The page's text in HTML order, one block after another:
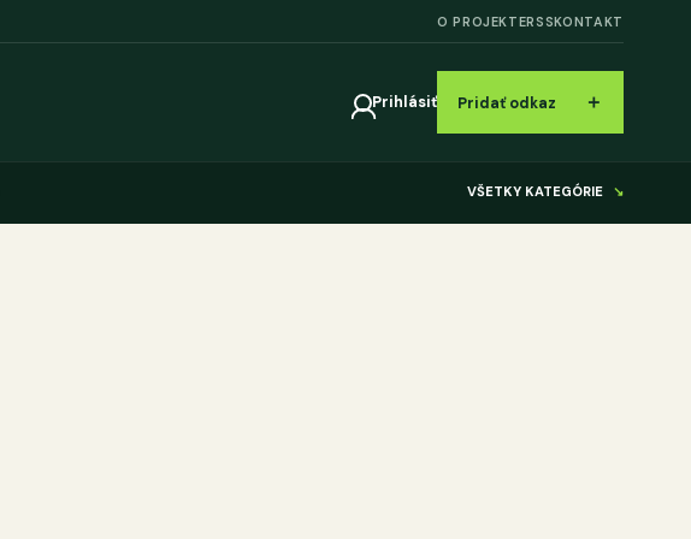
O PROJEKTERSSKONTAKT
Prihlásiť Pridať odkaz ＋
VŠETKY KATEGÓRIE ↘